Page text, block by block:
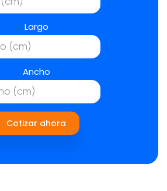
Largo
Ancho
Cotizar ahora